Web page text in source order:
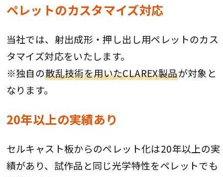
ペレットのカスタマイズ対応
当社では、射出成形・押し出し用ペレットのカス
タマイズ対応をいたします。
※独自の散乱技術を用いたCLAREX製品が対象と
なります。
20年以上の実績あり
セルキャスト板からのペレット化は20年以上の実
績があり、試作品と同じ光学特性をペレットでも